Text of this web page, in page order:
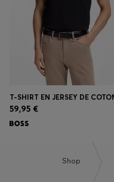
59,95 €
Shop